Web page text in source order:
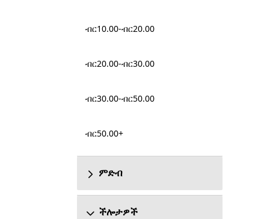
ብር10.00-ብር20.00
ብር20.00-ብር30.00
ብር30.00-ብር50.00
ብር50.00+
ምድብ
ችሎታዎች